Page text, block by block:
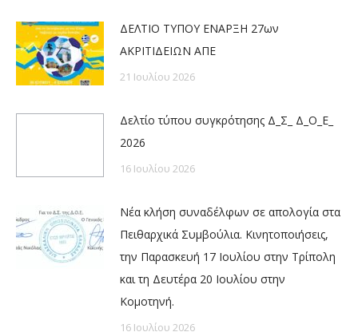
ΔΕΛΤΙΟ ΤΥΠΟΥ ΕΝΑΡΞΗ 27ων
ΑΚΡΙΤΙΔΕΙΩΝ ΑΠΕ
21 Ιουλίου 2026
Δελτίο τύπου συγκρότησης Δ_Σ_ Δ_Ο_Ε_
2026
16 Ιουλίου 2026
Νέα κλήση συναδέλφων σε απολογία στα
Πειθαρχικά Συμβούλια. Κινητοποιήσεις,
την Παρασκευή 17 Ιουλίου στην Τρίπολη
και τη Δευτέρα 20 Ιουλίου στην
Κομοτηνή.
16 Ιουλίου 2026